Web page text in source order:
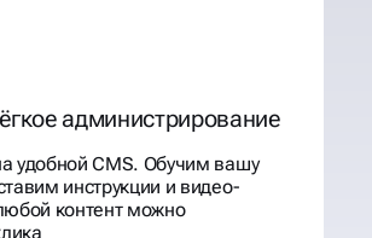
администрирование
удобной CMS. Обучим вашу
инструкции и видео-
контент можно